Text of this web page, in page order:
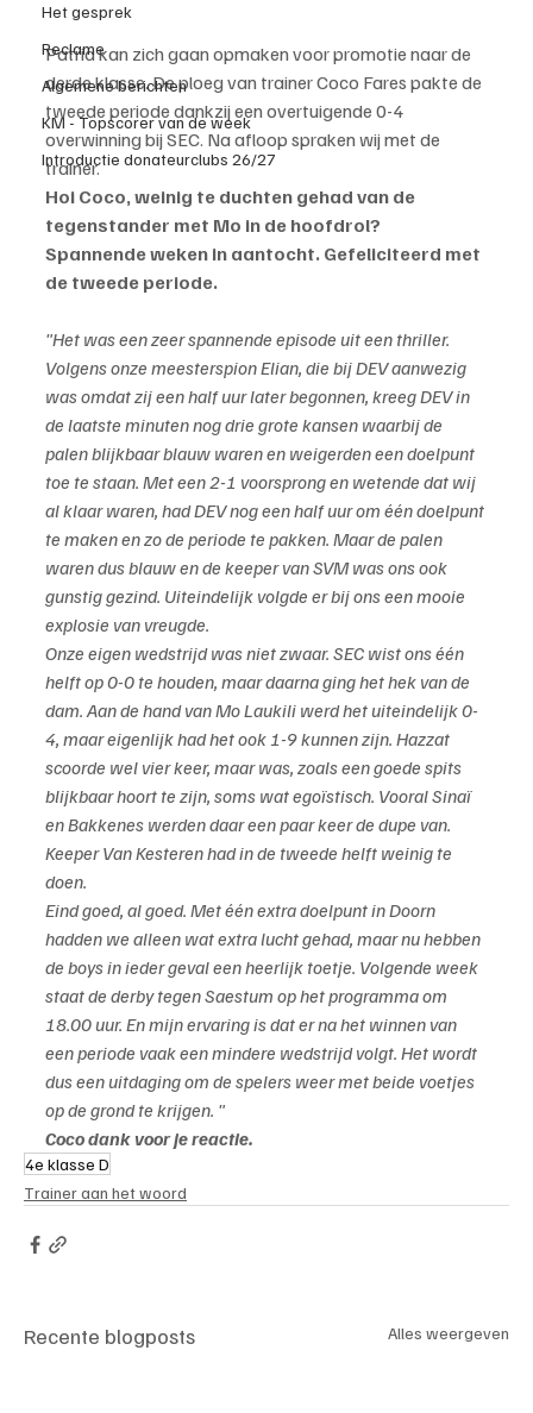
Het gesprek
Reclame
Algemene berichten
KM - Topscorer van de week
Introductie donateurclubs 26/27
Patria kan zich gaan opmaken voor promotie naar de
derde klasse. De ploeg van trainer Coco Fares pakte de
tweede periode dankzij een overtuigende 0-4
overwinning bij SEC. Na afloop spraken wij met de
trainer.
Hoi Coco, weinig te duchten gehad van de
tegenstander met Mo in de hoofdrol?
Spannende weken in aantocht. Gefeliciteerd met
de tweede periode.
"Het was een zeer spannende episode uit een thriller.
Volgens onze meesterspion Elian, die bij DEV aanwezig
was omdat zij een half uur later begonnen, kreeg DEV in
de laatste minuten nog drie grote kansen waarbij de
palen blijkbaar blauw waren en weigerden een doelpunt
toe te staan. Met een 2-1 voorsprong en wetende dat wij
al klaar waren, had DEV nog een half uur om één doelpunt
te maken en zo de periode te pakken. Maar de palen
waren dus blauw en de keeper van SVM was ons ook
gunstig gezind. Uiteindelijk volgde er bij ons een mooie
explosie van vreugde.
Onze eigen wedstrijd was niet zwaar. SEC wist ons één
helft op 0-0 te houden, maar daarna ging het hek van de
dam. Aan de hand van Mo Laukili werd het uiteindelijk 0-
4, maar eigenlijk had het ook 1-9 kunnen zijn. Hazzat
scoorde wel vier keer, maar was, zoals een goede spits
blijkbaar hoort te zijn, soms wat egoïstisch. Vooral Sinaï
en Bakkenes werden daar een paar keer de dupe van.
Keeper Van Kesteren had in de tweede helft weinig te
doen.
Eind goed, al goed. Met één extra doelpunt in Doorn
hadden we alleen wat extra lucht gehad, maar nu hebben
de boys in ieder geval een heerlijk toetje. Volgende week
staat de derby tegen Saestum op het programma om
18.00 uur. En mijn ervaring is dat er na het winnen van
een periode vaak een mindere wedstrijd volgt. Het wordt
dus een uitdaging om de spelers weer met beide voetjes
op de grond te krijgen. "
Coco dank voor je reactie.
4e klasse D
Trainer aan het woord
Recente blogposts Alles weergeven